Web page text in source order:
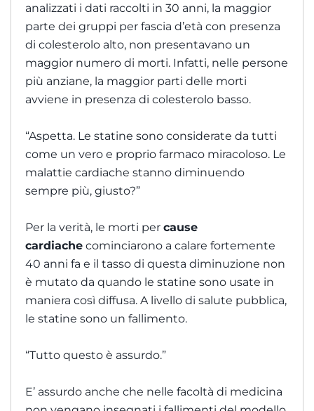
analizzati i dati raccolti in 30 anni, la maggior
parte dei gruppi per fascia d’età con presenza
di colesterolo alto, non presentavano un
maggior numero di morti. Infatti, nelle persone
più anziane, la maggior parti delle morti
avviene in presenza di colesterolo basso.
“Aspetta. Le statine sono considerate da tutti
come un vero e proprio farmaco miracoloso. Le
malattie cardiache stanno diminuendo
sempre più, giusto?”
Per la verità, le morti per cause
cardiache cominciarono a calare fortemente
40 anni fa e il tasso di questa diminuzione non
è mutato da quando le statine sono usate in
maniera così diffusa. A livello di salute pubblica,
le statine sono un fallimento.
“Tutto questo è assurdo.”
E’ assurdo anche che nelle facoltà di medicina